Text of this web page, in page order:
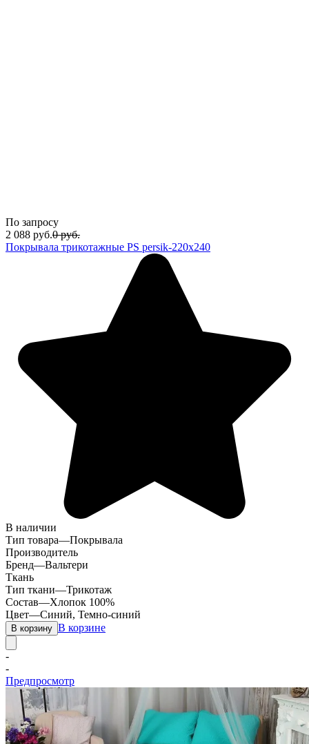
По запросу
2 088 руб.0 руб.
Покрывала трикотажные PS persik-220x240
В наличии
Тип товара—Покрывала
Производитель
Бренд—Вальтери
Ткань
Тип ткани—Трикотаж
Состав—Хлопок 100%
Цвет—Синий, Темно-синий
В корзину В корзине
-
-
Предпросмотр